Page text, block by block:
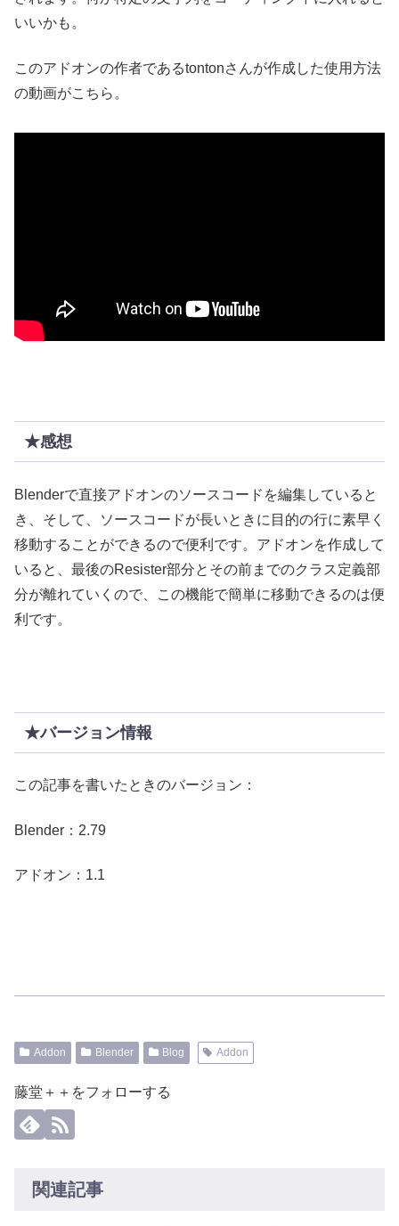
いいかも。
このアドオンの作者であるtontonさんが作成した使用方法
の動画がこちら。
★感想
Blenderで直接アドオンのソースコードを編集していると
き、そして、ソースコードが長いときに目的の行に素早く
移動することができるので便利です。アドオンを作成して
いると、最後のResister部分とその前までのクラス定義部
分が離れていくので、この機能で簡単に移動できるのは便
利です。
★バージョン情報
この記事を書いたときのバージョン：
Blender：2.79
アドオン：1.1
Addon Blender Blog Addon
藤堂＋＋をフォローする
関連記事